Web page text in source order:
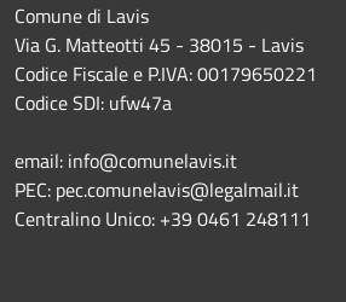
Comune di Lavis
Via G. Matteotti 45 - 38015 - Lavis
Codice Fiscale e P.IVA: 00179650221
Codice SDI: ufw47a
email: info@comunelavis.it
PEC: pec.comunelavis@legalmail.it
Centralino Unico: +39 0461 248111